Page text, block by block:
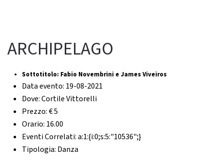
ARCHIPELAGO
Sottotitolo: Fabio Novembrini e James Viveiros
Data evento: 19-08-2021
Dove:Cortile Vittorelli
Prezzo:€ 5
Orario: 16.00
Eventi Correlati:a:1:{i:0;s:5:"10536";}
Tipologia: Danza